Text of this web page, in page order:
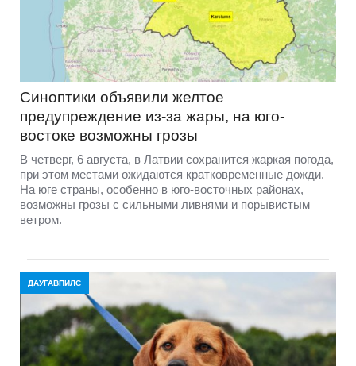
Синоптики объявили желтое
предупреждение из-за жары, на юго-
востоке возможны грозы
В четверг, 6 августа, в Латвии сохранится жаркая погода,
при этом местами ожидаются кратковременные дожди.
На юге страны, особенно в юго-восточных районах,
возможны грозы с сильными ливнями и порывистым
ветром.
ДАУГАВПИЛС